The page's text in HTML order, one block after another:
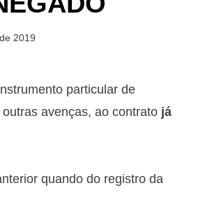
2019
particular de
avenças, ao contrato já
quando do registro da